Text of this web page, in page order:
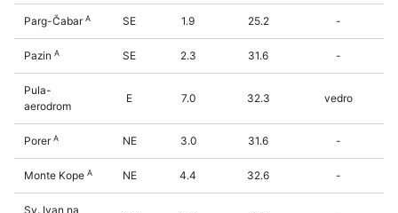
Parg-ČabarA SE 1.9 25.2 -
Pazin A SE 2.3 31.6 -
Pula-
aerodrom
E 7.0 32.3 vedro
PorerA NE 3.0 31.6 -
Monte Kope A NE 4.4 32.6 -
Sv. Ivan na